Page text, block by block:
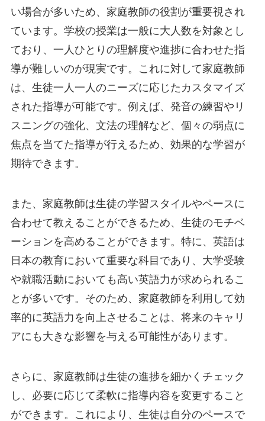
い場合が多いため、家庭教師の役割が重要視され
ています。学校の授業は一般に大人数を対象とし
ており、一人ひとりの理解度や進捗に合わせた指
導が難しいのが現実です。これに対して家庭教師
は、生徒一人一人のニーズに応じたカスタマイズ
された指導が可能です。例えば、発音の練習やリ
スニングの強化、文法の理解など、個々の弱点に
焦点を当てた指導が行えるため、効果的な学習が
期待できます。
また、家庭教師は生徒の学習スタイルやペースに
合わせて教えることができるため、生徒のモチベ
ーションを高めることができます。特に、英語は
日本の教育において重要な科目であり、大学受験
や就職活動においても高い英語力が求められるこ
とが多いです。そのため、家庭教師を利用して効
率的に英語力を向上させることは、将来のキャリ
アにも大きな影響を与える可能性があります。
さらに、家庭教師は生徒の進捗を細かくチェック
し、必要に応じて柔軟に指導内容を変更すること
ができます。これにより、生徒は自分のペースで